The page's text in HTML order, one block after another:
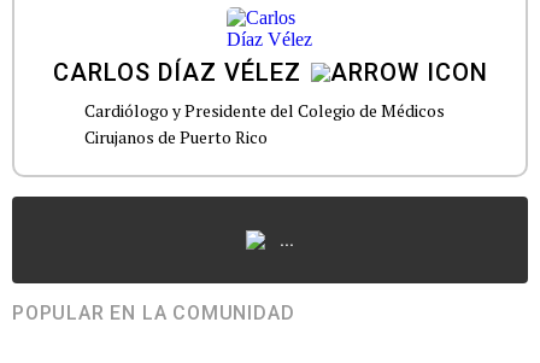
CARLOS DÍAZ VÉLEZ
Cardiólogo y Presidente del Colegio de Médicos
Cirujanos de Puerto Rico
...
POPULAR EN LA COMUNIDAD